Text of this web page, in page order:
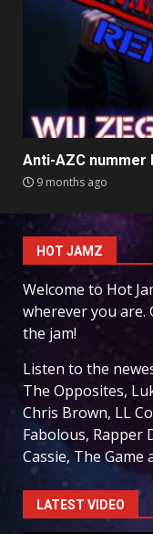
Anti-AZC
9 months ago
HOT JAMZ
Welcome to Hot
wherever you are.
the jam!
Listen to the
The Opposites,
Chris Brown, LL
Fabolous, Rapper
Cassie, The Game
LATEST VIDEO